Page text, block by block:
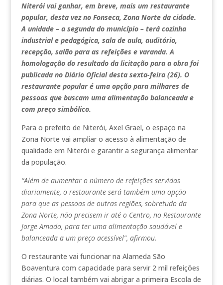
Niterói vai ganhar, em breve, mais um restaurante
popular, desta vez no Fonseca, Zona Norte da cidade.
A unidade – a segunda do município – terá cozinha
industrial e pedagógica, sala de aula, auditório,
recepção, salão para as refeições e varanda. A
homologação do resultado da licitação para a obra foi
publicada no Diário Oficial desta sexta-feira (26). O
restaurante popular é uma opção para milhares de
pessoas que buscam uma alimentação balanceada e
com preço simbólico.
Para o prefeito de Niterói, Axel Grael, o espaço na
Zona Norte vai ampliar o acesso à alimentação de
qualidade em Niterói e garantir a segurança alimentar
da população.
“Além de aumentar o número de refeições servidas
diariamente, o restaurante será também uma opção
para que as pessoas de outras regiões, sobretudo da
Zona Norte, não precisem ir até o Centro, no Restaurante
Jorge Amado, para ter uma alimentação saudável e
balanceada a um preço acessível”, afirmou.
O restaurante vai funcionar na Alameda São
Boaventura com capacidade para servir 2 mil refeições
diárias. O local também vai abrigar a primeira Escola de